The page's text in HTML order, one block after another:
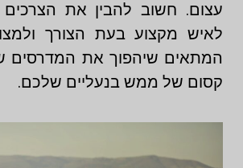
עצום. חשוב להבין את
לאיש מקצוע בעת הצורך
המתאים שיהפוך את המדרסים
קסום של ממש בנעליים שלכם.